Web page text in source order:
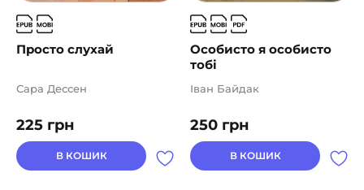
Просто слухай
225 грн
Сара Дессен
В КОШИК
Особисто я особисто
тобі
250 грн
Іван Байдак
В КОШИК